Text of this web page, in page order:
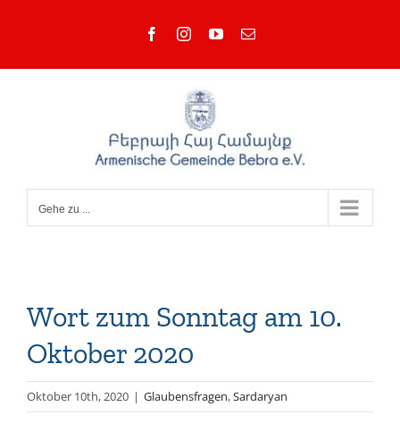
FacebookInstagramYouTube
E-
Gehe zu ...
Wort zum Sonntag am 10.
Oktober 2020
Oktober 10th, 2020 | Glaubensfragen,Sardaryan